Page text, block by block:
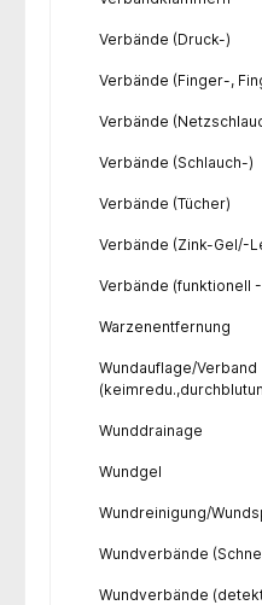
Verbände (Druck-)
Verbände (Finger-,
Verbände
Verbände (Schlauch-)
Verbände (Tücher)
Verbände (Zink-Gel/-
Verbände (funktionell
Warzenentfernung
Wundauflage/Verband
Wunddrainage
Wundgel
Wundreinigung/
Wundverbände
Wundverbände